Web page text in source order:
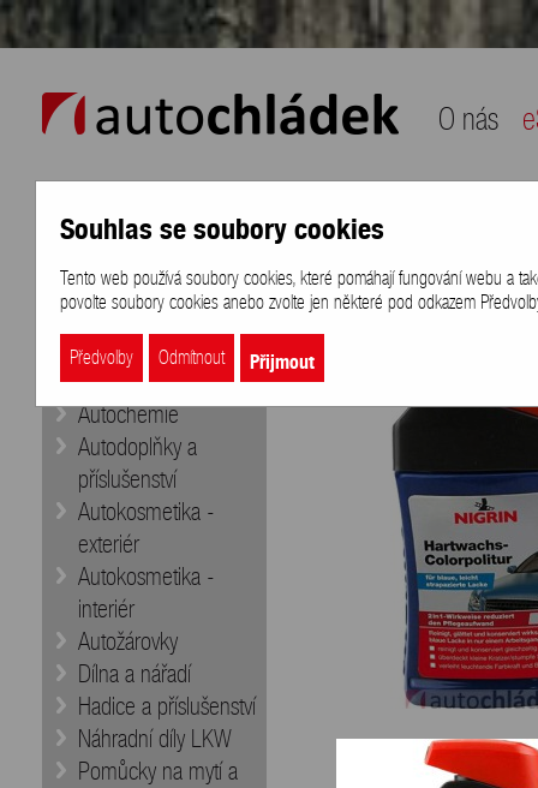
auto chládek O nás
Naše nabídka
Doporučujeme
Aditiva
Autobaterie
Autochemie
Autodoplňky a
příslušenství
Autokosmetika -
exteriér
Autokosmetika -
interiér
Autožárovky
Dílna a nářadí
Hadice a příslušenství
Náhradní díly LKW
Pomůcky na mytí a
Přihlášení
eShop>Značky>NIGRIN>
Souhlas se soubory cookies
Tento web používá soubory cookies, které pomáhají fungování webu a
povolte soubory cookies anebo zvolte jen některé pod odkazem
Předvolby Odmítnout Přijmout